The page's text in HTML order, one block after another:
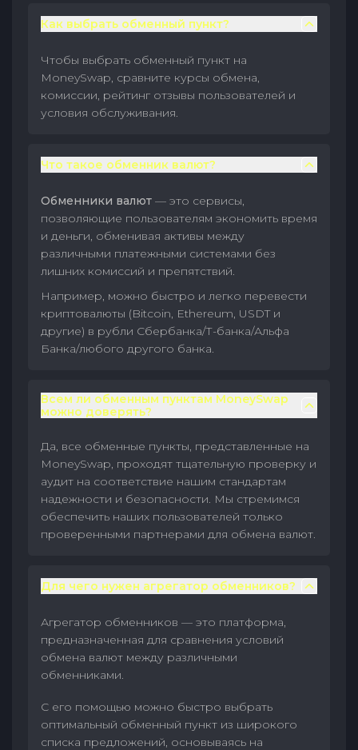
Как выбрать обменный пункт?
Чтобы выбрать обменный пункт на
MoneySwap, сравните курсы обмена,
комиссии, рейтинг отзывы пользователей и
условия обслуживания.
Что такое обменник валют?
Обменники валют — это сервисы,
позволяющие пользователям экономить время
и деньги, обменивая активы между
различными платежными системами без
лишних комиссий и препятствий.
Например, можно быстро и легко перевести
криптовалюты (Bitcoin, Ethereum, USDT и
другие) в рубли Сбербанка/Т-банка/Альфа
Банка/любого другого банка.
Всем ли обменным пунктам MoneySwap
можно доверять?
Да, все обменные пункты, представленные на
MoneySwap, проходят тщательную проверку и
аудит на соответствие нашим стандартам
надежности и безопасности. Мы стремимся
обеспечить наших пользователей только
проверенными партнерами для обмена валют.
Для чего нужен агрегатор обменников?
Агрегатор обменников — это платформа,
предназначенная для сравнения условий
обмена валют между различными
обменниками.
С его помощью можно быстро выбрать
оптимальный обменный пункт из широкого
списка предложений, основываясь на